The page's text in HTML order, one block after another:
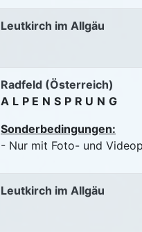
Leutkirch im Allgäu
Radfeld (Österreich)
ALPENSPRUNG
Sonderbedingungen:
- Nur mit Foto- und
Leutkirch im Allgäu